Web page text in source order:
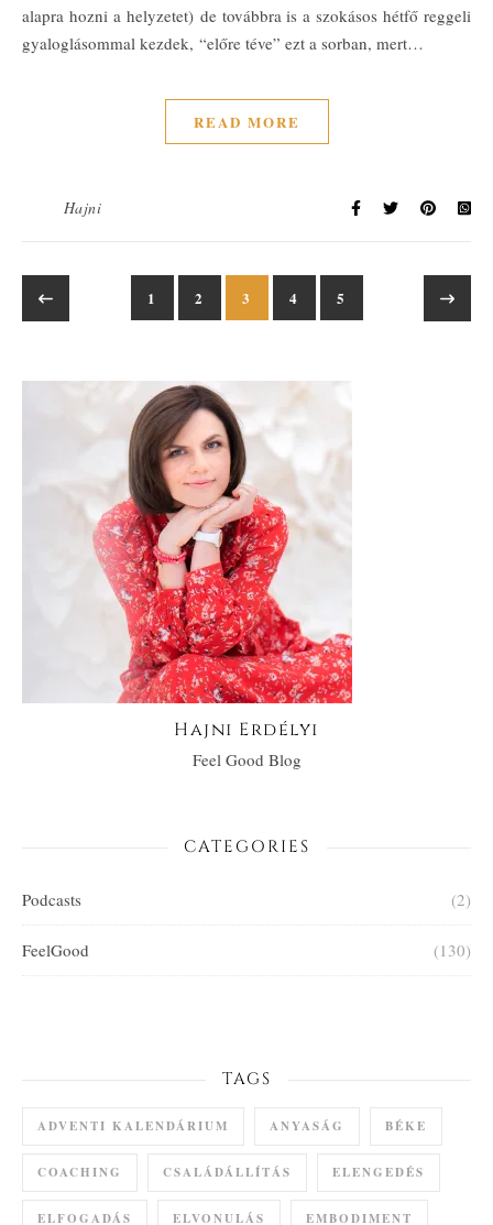
alapra hozni a helyzetet) de továbbra is a szokásos hétfő reggeli
gyaloglásommal kezdek, “előre téve” ezt a sorban, mert…
READ MORE
Hajni
1 2 3 4 5
Hajni Erdélyi
Feel Good Blog
CATEGORIES
Podcasts (2)
FeelGood (130)
TAGS
ADVENTI KALENDÁRIUM ANYASÁG BÉKE
COACHING CSALÁDÁLLÍTÁS ELENGEDÉS
ELFOGADÁS ELVONULÁS EMBODIMENT